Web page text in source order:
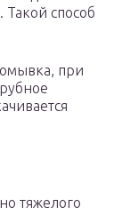
Такой способ
при
тяжелого